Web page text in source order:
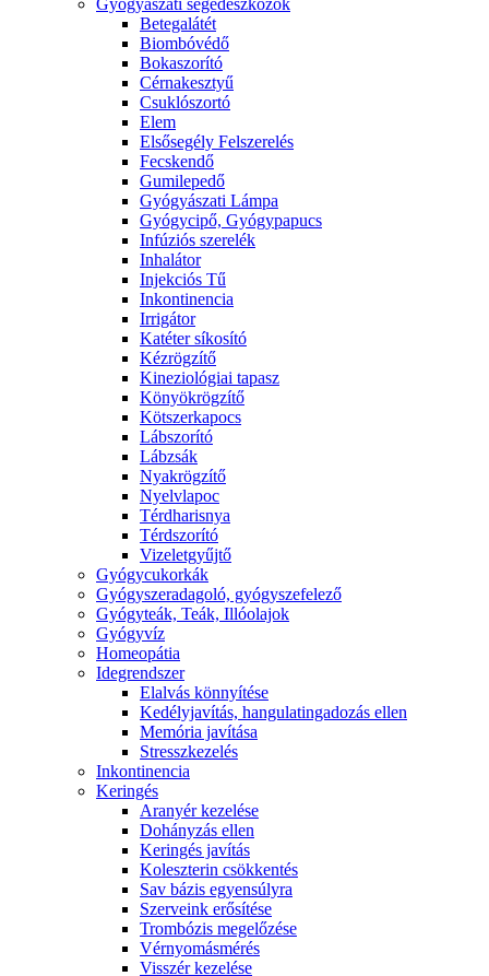
Gyógyászati segédeszközök
Betegalátét
Biombóvédő
Bokaszorító
Cérnakesztyű
Csuklószortó
Elem
Elsősegély Felszerelés
Fecskendő
Gumilepedő
Gyógyászati Lámpa
Gyógycipő, Gyógypapucs
Infúziós szerelék
Inhalátor
Injekciós Tű
Inkontinencia
Irrigátor
Katéter síkosító
Kézrögzítő
Kineziológiai tapasz
Könyökrögzítő
Kötszerkapocs
Lábszorító
Lábzsák
Nyakrögzítő
Nyelvlapoc
Térdharisnya
Térdszorító
Vizeletgyűjtő
Gyógycukorkák
Gyógyszeradagoló, gyógyszefelező
Gyógyteák, Teák, Illóolajok
Gyógyvíz
Homeopátia
Idegrendszer
Elalvás könnyítése
Kedélyjavítás, hangulatingadozás ellen
Memória javítása
Stresszkezelés
Inkontinencia
Keringés
Aranyér kezelése
Dohányzás ellen
Keringés javítás
Koleszterin csökkentés
Sav bázis egyensúlyra
Szerveink erősítése
Trombózis megelőzése
Vérnyomásmérés
Visszér kezelése